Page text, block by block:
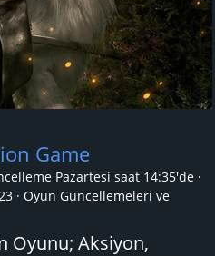
Game
Pazartesi saat 14:35'de
Oyun Güncellemeleri ve
Oyunu; Aksiyon,